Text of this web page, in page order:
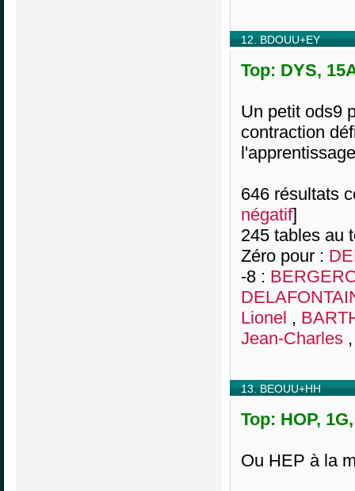
12. BDOUU+EY
Top: DYS,
Un petit ods9
contraction
646 résultats
négatif]
245 tables au
Zéro pour :
-8 :
Lionel ,
Jean-Charles
13. BEOUU+HH
Top: HOP,
Ou HEP à la